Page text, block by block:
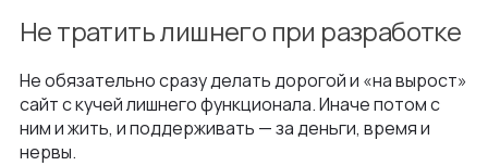
Не тратить лишнего при разработке
Не обязательно сразу делать дорогой и «на вырост»
сайт с кучей лишнего функционала. Иначе потом с
ним и жить, и поддерживать — за деньги, время и
нервы.